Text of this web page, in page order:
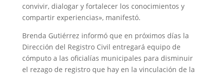
convivir, dialogar y fortalecer los conocimientos y
compartir experiencias», manifestó.
Brenda Gutiérrez informó que en próximos días la
Dirección del Registro Civil entregará equipo de
cómputo a las oficialías municipales para disminuir
el rezago de registro que hay en la vinculación de la